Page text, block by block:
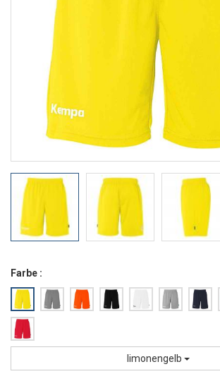
Farbe :
limonengelb